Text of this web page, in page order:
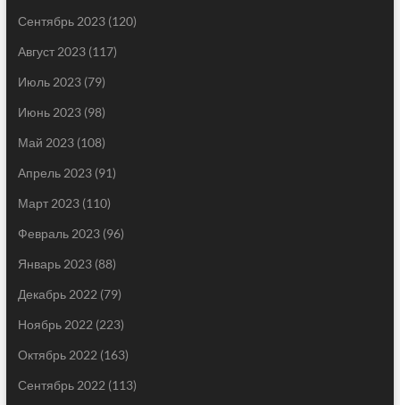
Сентябрь 2023(120)
Август 2023(117)
Июль 2023(79)
Июнь 2023(98)
Май 2023(108)
Апрель 2023(91)
Март 2023(110)
Февраль 2023(96)
Январь 2023(88)
Декабрь 2022 (79)
Ноябрь 2022 (223)
Октябрь 2022 (163)
Сентябрь 2022 (113)